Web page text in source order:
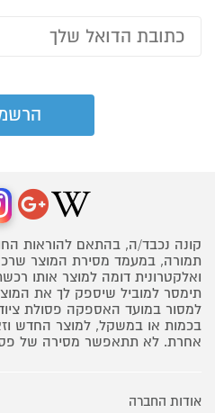
קונה נכבד/ה, בהתאם להוראות
תמורה, במעמד מסירת המוצר
ואלקטרונית דומה למוצר אותו
תימסר למוביל שיספק לך את
למסור במועד האספקה פסולת
בכמות או במשקל, למוצר החדש
אחרת. לא תתאפשר מסירה של
אודות החברה